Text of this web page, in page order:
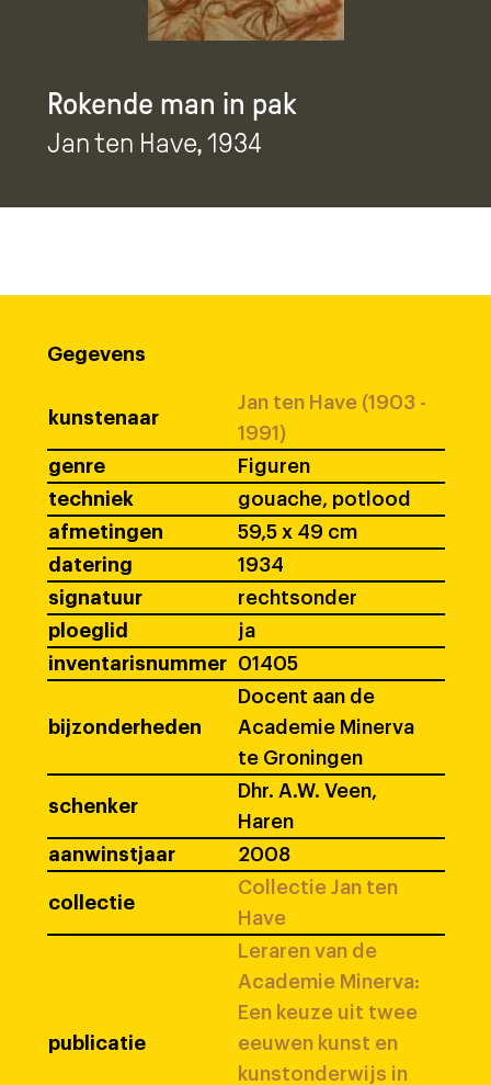
Rokende man in pak
Jan ten Have, 1934
Gegevens
kunstenaar
Jan ten Have (1903 -
1991)
genre
Figuren
techniek
gouache, potlood
afmetingen
59,5 x 49 cm
datering
1934
signatuur
rechtsonder
ploeglid
ja
inventarisnummer
01405
bijzonderheden
Docent aan de
Academie Minerva
te Groningen
schenker
Dhr. A.W. Veen,
Haren
aanwinstjaar
2008
collectie
Collectie Jan ten
Have
publicatie
Leraren van de
Academie Minerva:
Een keuze uit twee
eeuwen kunst en
kunstonderwijs in